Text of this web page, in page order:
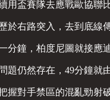
用盃賽隊去應戰歐協聯
於右路突入，去到底線
分鐘，柏度尼圖就接應
題仍然存在，49分鐘就
握對手禁區的混亂勁射